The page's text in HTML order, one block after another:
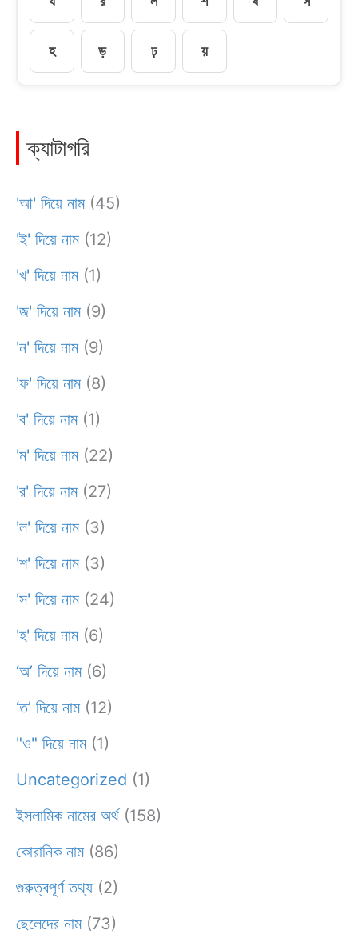
হ ড় ঢ় য়
ক্যাটাগরি
'আ' দিয়ে নাম(45)
'ই' দিয়ে নাম(12)
'খ' দিয়ে নাম(1)
'জ' দিয়ে নাম(9)
'ন' দিয়ে নাম(9)
'ফ' দিয়ে নাম(8)
'ব' দিয়ে নাম(1)
'ম' দিয়ে নাম(22)
'র' দিয়ে নাম(27)
'ল' দিয়ে নাম(3)
'শ' দিয়ে নাম(3)
'স' দিয়ে নাম(24)
'হ' দিয়ে নাম(6)
‘অ’ দিয়ে নাম(6)
‘ত’ দিয়ে নাম(12)
"ও" দিয়ে নাম(1)
Uncategorized (1)
ইসলামিক নামের অর্থ(158)
কোরানিক নাম(86)
গুরুত্বপূর্ণ তথ্য (2)
ছেলেদের নাম(73)